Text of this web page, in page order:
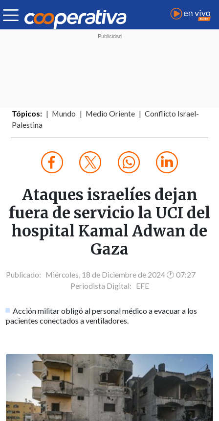
Tópicos: Mundo Medio Oriente
Conflicto Israel-
Palestina
Ataques israelíes dejan
fuera de servicio la UCI del
hospital Kamal Adwan de
Gaza
Publicado: Miércoles, 18 de Diciembre de 2024 🕐 07:27
Periodista Digital: EFE
Acción militar obligó al personal médico a evacuar a los
pacientes conectados a ventiladores.